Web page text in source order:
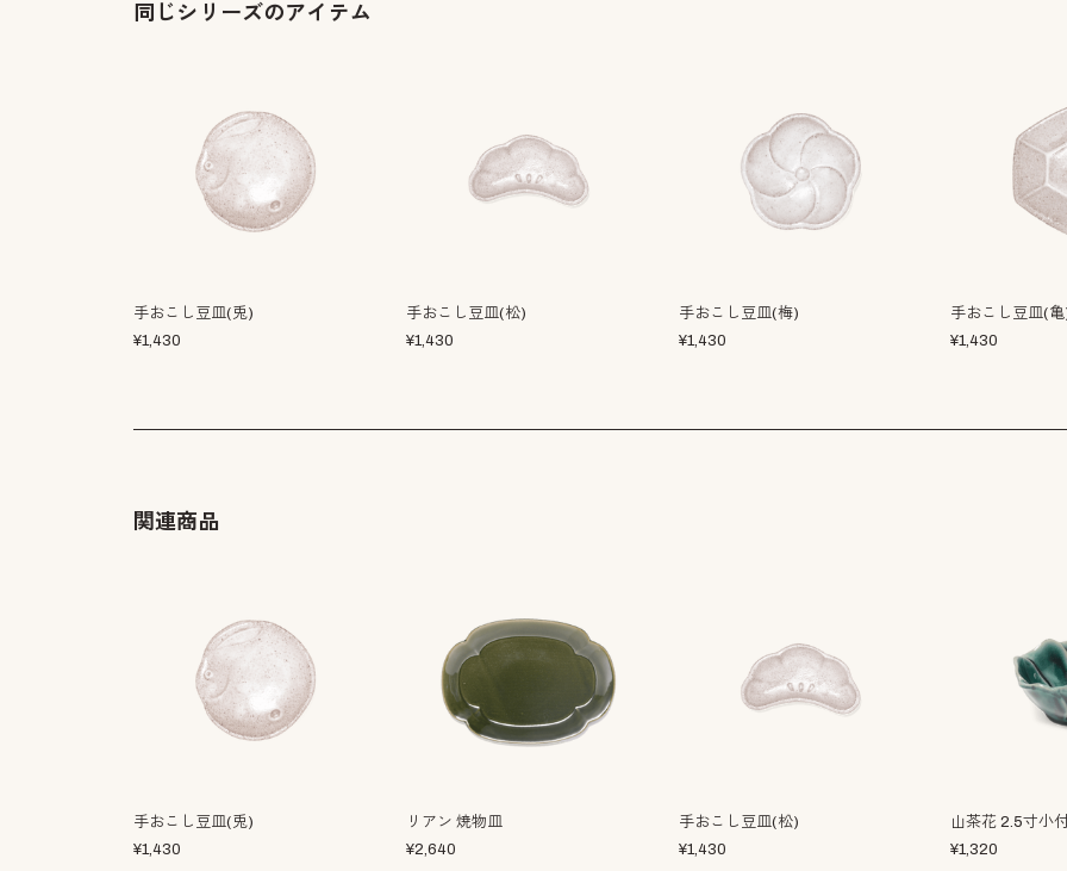
同じシリーズのアイテム
手おこし豆皿(兎)
¥1,430
手おこし豆皿(松)
¥1,430
手おこし豆皿(梅)
¥1,430
手おこし豆皿(
¥1,430
関連商品
手おこし豆皿(兎)
¥1,430
リアン 焼物皿
¥2,640
手おこし豆皿(松)
¥1,430
山茶花 2.5寸小
¥1,320